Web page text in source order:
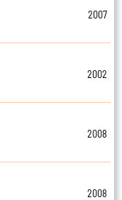
2007
2002
2008
2008